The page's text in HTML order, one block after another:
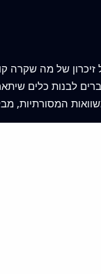
זיכרון של מה
לבנות כלים